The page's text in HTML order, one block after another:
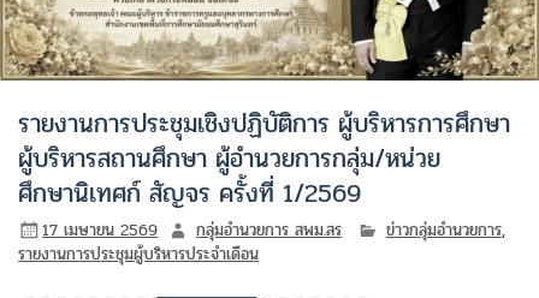
รายงานการประชุมเชิงปฏิบัติการ ผู้บริหารการศึกษา
ผู้บริหารสถานศึกษา ผู้อำนวยการกลุ่ม/หน่วย
ศึกษานิเทศก์ สัญจร ครั้งที่ 1/2569
17 เมษายน 2569 กลุ่มอำนวยการ สพม.สร ข่าวกลุ่มอำนวยการ,
รายงานการประชุมผู้บริหารประจำเดือน